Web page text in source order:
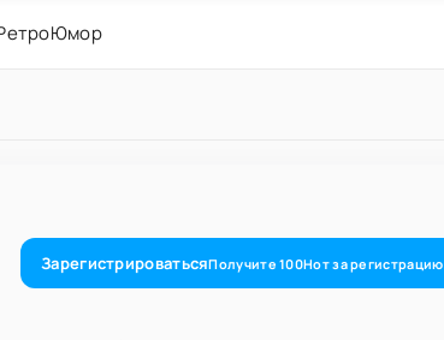
Юмор
ЗарегистрироватьсяПолучите100Нотза регистрацию